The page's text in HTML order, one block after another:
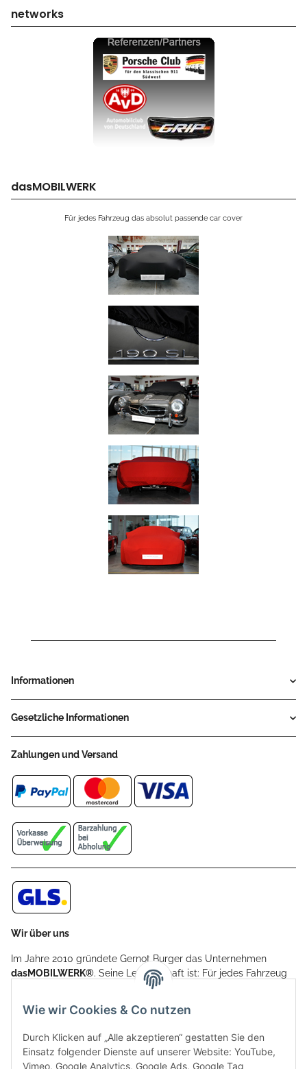
networks
dasMOBILWERK
Für jedes Fahrzeug das absolut passende car cover
Informationen
Gesetzliche Informationen
Zahlungen und Versand
Wir über uns
Im Jahre 2010 gründete Gernot Burger das Unternehmen
dasMOBILWERK®. Seine Leidenschaft ist: Für jedes Fahrzeug
ein Car Cover anzubieten - passgenau und individuell.
Aufgrund der vielen positiven Kundenrückmeldungen kamen
weitere Produkte, wie Reifenschuhe, Hardtopständer hinzu.
Seine Reifenschoner werden in Deutschland produziert und
sind mit hochwertigen Techniken und Materialien gefertigt.
Wie wir Cookies & Co nutzen
Durch Klicken auf „Alle akzeptieren“ gestatten Sie den
Einsatz folgender Dienste auf unserer Website: YouTube,
Vimeo, Google Analytics, Google Ads, Google Tag